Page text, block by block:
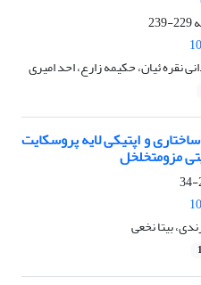
229-239
نقره ئیان، حکیمه زارع، احد امیری
و اپتیکی لایه پروسکایت
مزومتخلخل
بیتا نخعی